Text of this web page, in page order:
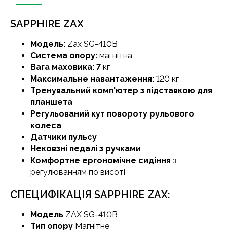
SAPPHIRE ZAX
Модель: Zax SG-410B
Система опору: магнітна
Вага маховика: 7 кг
Максимальне навантаження: 120 кг
Тренувальний комп'ютер з підставкою для
планшета
Регульований кут повороту рульового
колеса
Датчики пульсу
Нековзні педалі з ручками
Комфортне ергономічне сидіння з
регулюванням по висоті
СПЕЦИФІКАЦІЯ SAPPHIRE ZAX:
Модель ZAX SG-410B
Тип опору Магнітне